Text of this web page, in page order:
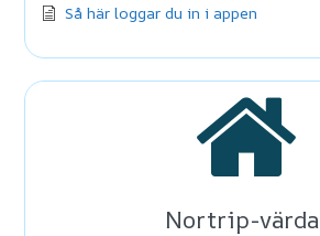
Så här loggar du in i appen
Nortrip-